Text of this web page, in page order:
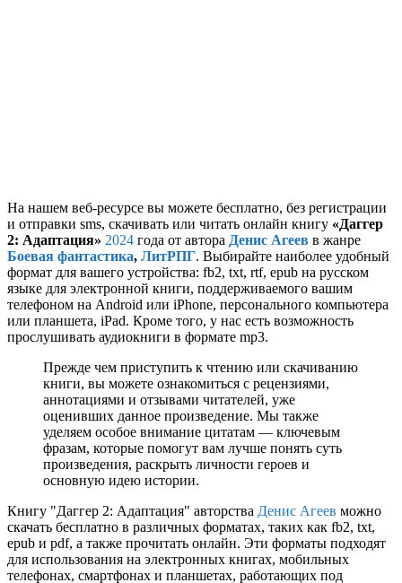
На нашем веб-ресурсе вы можете бесплатно, без регистрации
и отправки sms, скачивать или читать онлайн книгу «Даггер
2: Адаптация» 2024 года от автора Денис Агеев в жанре
Боевая фантастика, ЛитРПГ. Выбирайте наиболее удобный
формат для вашего устройства: fb2, txt, rtf, epub на русском
языке для электронной книги, поддерживаемого вашим
телефоном на Android или iPhone, персонального компьютера
или планшета, iPad. Кроме того, у нас есть возможность
прослушивать аудиокниги в формате mp3.
Прежде чем приступить к чтению или скачиванию
книги, вы можете ознакомиться с рецензиями,
аннотациями и отзывами читателей, уже
оценивших данное произведение. Мы также
уделяем особое внимание цитатам — ключевым
фразам, которые помогут вам лучше понять суть
произведения, раскрыть личности героев и
основную идею истории.
Книгу "Даггер 2: Адаптация" авторства Денис Агеев можно
скачать бесплатно в различных форматах, таких как fb2, txt,
epub и pdf, а также прочитать онлайн. Эти форматы подходят
для использования на электронных книгах, мобильных
телефонах, смартфонах и планшетах, работающих под